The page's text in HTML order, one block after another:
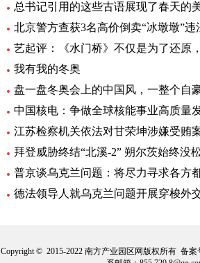
总书记引用的这些古语展现了春天的
北京警方查获3名高价倒卖“冰墩墩”违
艺起评：《水门桥》不仅是为了还
我有我的冬奥
盘一盘冬奥会上的中国风，一整个自
中国核电：争做全球核能事业高质量
江苏检察机关依法对甘荣坤涉嫌受贿
拜登威胁终结“北溪-2” 朔尔茨始终没
普京谈乌克兰问题：将尽力寻求各方
德法领导人就乌克兰问题开展穿梭外
Copyright © 2015-2022 南方产业园区网版权所有 备案